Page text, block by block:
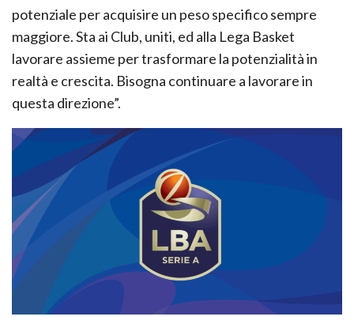
potenziale per acquisire un peso specifico sempre
maggiore. Sta ai Club, uniti, ed alla Lega Basket
lavorare assieme per trasformare la potenzialità in
realtà e crescita. Bisogna continuare a lavorare in
questa direzione”.